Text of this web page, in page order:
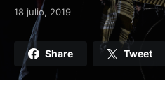
Posted on
18 julio, 2019
Share Tweet